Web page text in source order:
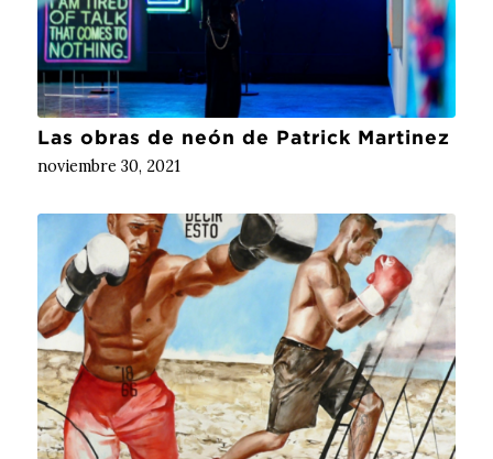
Las obras de neón de Patrick Martinez
noviembre 30, 2021